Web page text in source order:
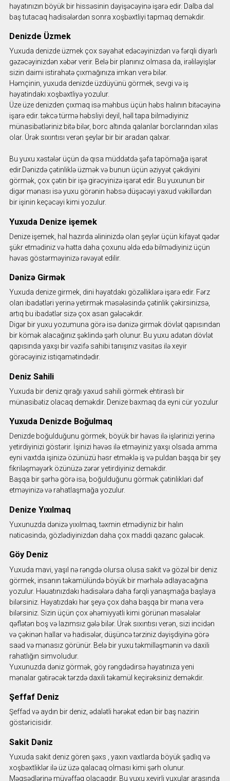
həyatınızın böyük bir hissəsinin dəyişəcəyinə işarə edir. Dalba dal
baş tutacaq hadisələrdən sonra xoşbəxtliyi tapmaq deməkdir.
Denizde Üzmek
Yuxuda denizde üzmek çox səyahət edəcəyinizdən və fərqli diyarlı
gəzəcəyinizdən xəbər verir. Belə bir planınız olmasa da, irəliləyişlər
sizin daimi istirahətə çıxmağınıza imkan verə bilər.
Həmçinin, yuxuda denizde üzdüyünü görmek, sevgi və iş
həyatindakı xoşbəxtliyə yozulur.
Üze üze denizden çıxmaq isə məhbus üçün həbs halının bitəcəyinə
işarə edir. təkcə türmə həbsliyi deyil, həll tapa bilmədiyiniz
münasibətləriniz bitə bilər, borc altında qalanlar borclarından xilas
olar. Ürək sıxıntısı verən şeylər bir bir aradan qalxar.
Bu yuxu xəstələr üçün də qısa müddətdə şəfa tapömağa işarət
edir.Dənizdə çətinliklə üzmək və bunun üçün əziyyət çəkdiyini
görmək, çox çətin bir işə girəcyinizə işarət edir. Bu yuxunun bir
digər mənası isə yuxu görənin həbsə düşəcəyi yaxud vəkillərdən
bir işinin keçəcəyi kimi yozulur.
Yuxuda Denize işemek
Denize işemek, hal hazırda əlininizdə olan şeylər üçün kifayət qədər
şükr etmədiniz və hətta daha çoxunu əldə edə bilmədiyiniz üçün
həvəs göstərməyinizə rəvəyət edilir.
Dənizə Girmək
Yuxuda denize girmek, dini həyatdakı gözəlliklərə işarə edir. Fərz
olan ibadətləri yerinə yetirmək məsələsində çətinlik çəkirsinizsə,
artıq bu ibadətlər sizə çox asan gələcəkdir.
Digər bir yuxu yozumuna görə isə dənizə girmək dövlət qapısından
bir kömək alacağınız şəklində şərh olunur. Bu yuxu adətən dövlət
qapısında yaxşı bir vəzifə sahibi tanışınız vasitəs ilə xeyir
görəcəyiniz istiqamətindədir.
Deniz Sahili
Yuxuda bir deniz qırağı yaxud sahili görmek ehtiraslı bir
münasibətiz olacaq deməkdir. Denize baxmaq da eyni cür yozulur
Yuxuda Denizde Boğulmaq
Denizde boğulduğunu görmek, böyük bir həvəs ilə işlərinizi yerinə
yetirdiyinizi göstərir. İşinizi həvəs ilə etməyiniz yaxşı olsada amma
eyni vaxtda işinizə özünüzü həsr etməklə iş və puldan başqa bir şey
fikriləşməyərk özünüzə zərər yetirdiyiniz deməkdir.
Başqa bir şərhə görə isə, boğulduğunu görmək çətinlikləri dəf
etməyinizə və rahatlaşmağa yozulur.
Denize Yıxılmaq
Yuxunuzda dənizə yıxılmaq, təxmin etmədiyniz bir halın
nəticəsində, gözlədiyinizdən daha çox maddi qazanc gələcək.
Göy Deniz
Yuxuda mavi, yaşıl nə rəngdə olursa olusa sakit və gözəl bir deniz
görmek, insanın təkamülündə böyük bir mərhələ adlayacağına
yozulur. Həuatınızdakı hadisələrə daha fərqli yanaşmağa başlaya
bilərsiniz. Həyatızdakı hər şeyə çox daha başqa bir məna verə
bilərsiniz. Sizin üçün çox əhəmiyyətli kimi görünən məsələlər
qəflətən boş və lazımsız gələ bilər. Ürək sıxıntısı verən, sizi incidən
və çəkinən hallar və hadisələr, düşüncə tərziniz dəyişdiyinə görə
saəd və mənasız görünür. Belə bir yuxu təkmilləşmənin və daxili
rahatlığın simvoludur.
Yuxunuzda dəniz görmək, göy rəngdədirsə həyatınıza yeni
mənalar gətirəcək tərzdə daxili təkamül keçirəksiniz deməkdir.
Şeffaf Deniz
Şeffad və aydın bir deniz, ədalətli hərəkət edən bir baş nazirin
göstəricisidir.
Sakit Dəniz
Yuxuda sakit deniz gören şəxs , yaxın vaxtlarda böyük şadlıq və
xoşbəxtliklər ilə üz üzə qalacaq olması kimi şərh olunur.
Məqsədlərinə müvəffəq olacaqdır. Bu yuxu xeyirli yuxular arasında